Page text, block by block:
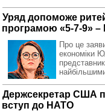
Уряд допоможе
програмою «5-7-9» –
Про це
економіки
Держсекретар США
вступ до НАТО